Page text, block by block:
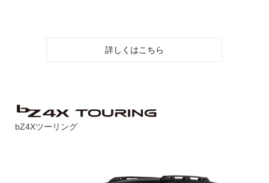
詳しくはこちら
bZ4Xツーリング